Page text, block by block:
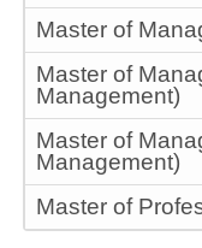
Master of
Master of
Management)
Master of
Management)
Master of